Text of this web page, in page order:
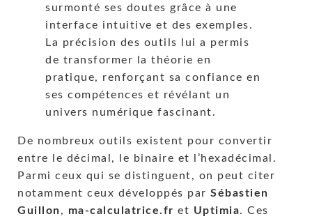
surmonté ses doutes grâce à une
interface intuitive et des exemples.
La précision des outils lui a permis
de transformer la théorie en
pratique, renforçant sa confiance en
ses compétences et révélant un
univers numérique fascinant.
De nombreux outils existent pour convertir
entre le décimal, le binaire et l’hexadécimal.
Parmi ceux qui se distinguent, on peut citer
notamment ceux développés par Sébastien
Guillon, ma-calculatrice.fr et Uptimia. Ces